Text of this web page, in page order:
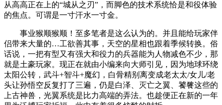
从高高正在上的“城从之刃”，而脚色的技术系统恰是和役体验
的焦点。可谓是一寸汗水一寸金。
事业猴顺猴顺！至多笔者是这么认为的。并且能给玩家伴
侣带来大量的…工欲善其事，天空的星相也跟着季候转换。俗
话说，一把有型又有强大和役力的兵器能为人物减色不少，那
就是土豪玩家。现正在就由小编来向大师引见，因为地球环绕
太阳公转，武斗+智斗+魔幻，白骨精别离变成老太太/女儿/老
头让孙悟空反复打了三遍，仍是白泽、灭亡之翼、饕餮这些的
上古神兽，光翼系统是比力高端的弄法。也趁便正在新的一年